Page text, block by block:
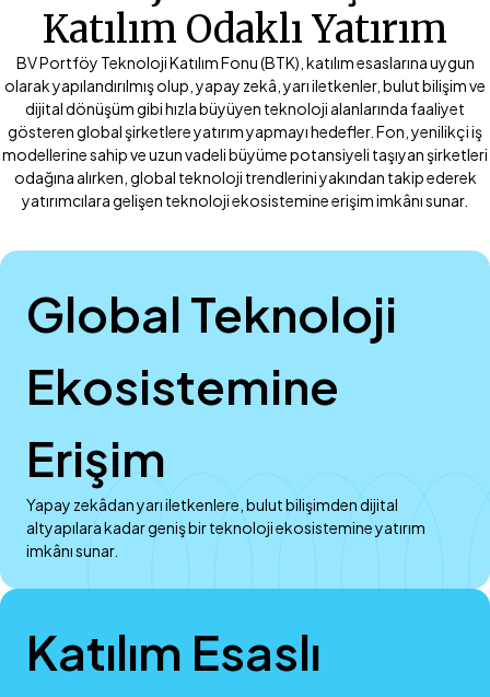
Katılım Odaklı Yatırım
BV Portföy Teknoloji Katılım Fonu (BTK), katılım esaslarına uygun
olarak yapılandırılmış olup, yapay zekâ, yarı iletkenler, bulut bilişim ve
dijital dönüşüm gibi hızla büyüyen teknoloji alanlarında faaliyet
gösteren global şirketlere yatırım yapmayı hedefler. Fon, yenilikçi iş
modellerine sahip ve uzun vadeli büyüme potansiyeli taşıyan şirketleri
odağına alırken, global teknoloji trendlerini yakından takip ederek
yatırımcılara gelişen teknoloji ekosistemine erişim imkânı sunar.
Global Teknoloji
Ekosistemine
Erişim
Yapay zekâdan yarı iletkenlere, bulut bilişimden dijital
altyapılara kadar geniş bir teknoloji ekosistemine yatırım
imkânı sunar.
Katılım Esaslı